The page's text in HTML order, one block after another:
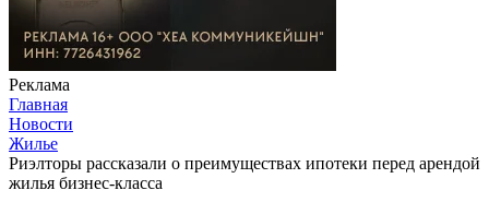
Реклама
Главная
Новости
Жилье
Риэлторы рассказали о преимуществах ипотеки перед арендой
жилья бизнес-класса